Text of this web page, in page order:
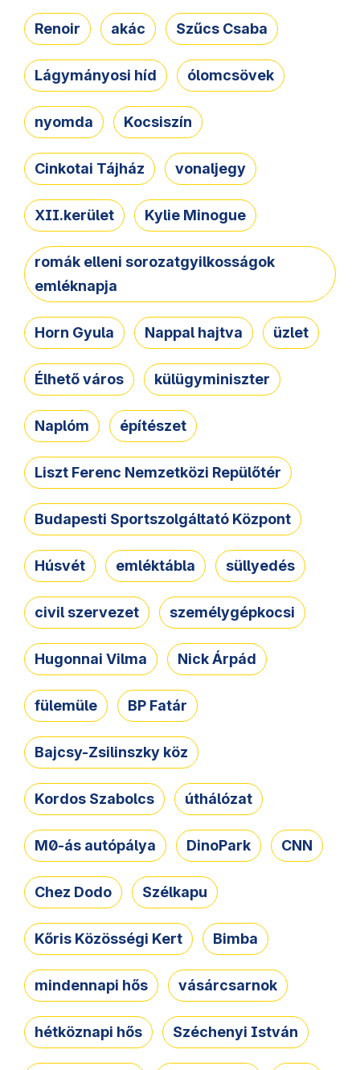
Renoir akác Szűcs Csaba
Lágymányosi híd ólomcsövek
nyomda Kocsiszín
Cinkotai Tájház vonaljegy
XII.kerület Kylie Minogue
romák elleni sorozatgyilkosságok
emléknapja
Horn Gyula Nappal hajtva üzlet
Élhető város külügyminiszter
Naplóm építészet
Liszt Ferenc Nemzetközi Repülőtér
Budapesti Sportszolgáltató Központ
Húsvét emléktábla süllyedés
civil szervezet személygépkocsi
Hugonnai Vilma Nick Árpád
fülemüle BP Fatár
Bajcsy-Zsilinszky köz
Kordos Szabolcs úthálózat
M0-ás autópálya DinoPark CNN
Chez Dodo Szélkapu
Kőris Közösségi Kert Bimba
mindennapi hős vásárcsarnok
hétköznapi hős Széchenyi István